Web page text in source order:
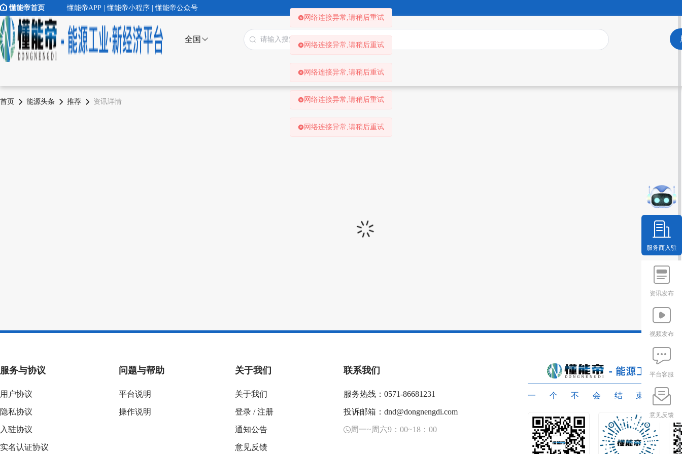
懂能帝首页 懂能帝APP | 懂能帝小程序 | 懂能帝公众号
全国
首页 能源头条 推荐 资讯详情
服务商入驻
资讯发布
视频发布
平台客服
意见反馈
服务与协议
用户协议
隐私协议
入驻协议
实名认证协议
问题与帮助
平台说明
操作说明
关于我们
关于我们
登录 /注册
通知公告
意见反馈
联系我们
服务热线：0571-86681231
投诉邮箱：dnd@dongnengdi.com
周一~周六9：00~18：00
一个不会结束的
网络连接异常,请稍后重试
网络连接异常,请稍后重试
网络连接异常,请稍后重试
网络连接异常,请稍后重试
网络连接异常,请稍后重试